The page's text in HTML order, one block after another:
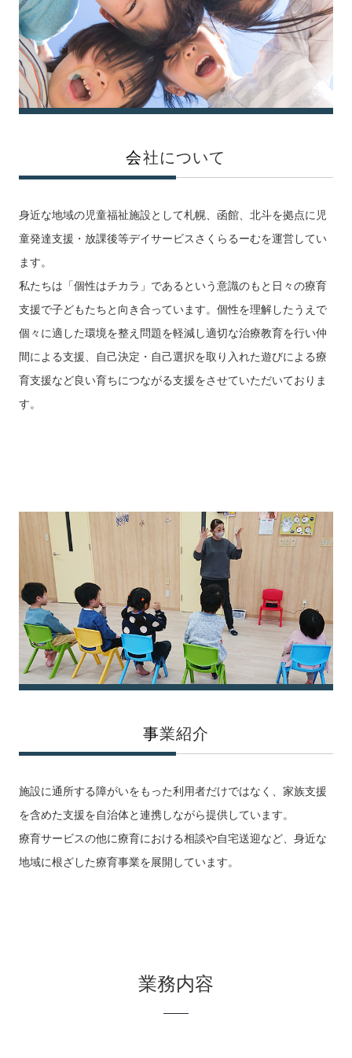
会社について
身近な地域の児童福祉施設として札幌、函館、北斗を拠点に児
童発達支援・放課後等デイサービスさくらるーむを運営してい
ます。
私たちは「個性はチカラ」であるという意識のもと日々の療育
支援で子どもたちと向き合っています。個性を理解したうえで
個々に適した環境を整え問題を軽減し適切な治療教育を行い仲
間による支援、自己決定・自己選択を取り入れた遊びによる療
育支援など良い育ちにつながる支援をさせていただいておりま
す。
事業紹介
施設に通所する障がいをもった利用者だけではなく、家族支援
を含めた支援を自治体と連携しながら提供しています。
療育サービスの他に療育における相談や自宅送迎など、身近な
地域に根ざした療育事業を展開しています。
業務内容